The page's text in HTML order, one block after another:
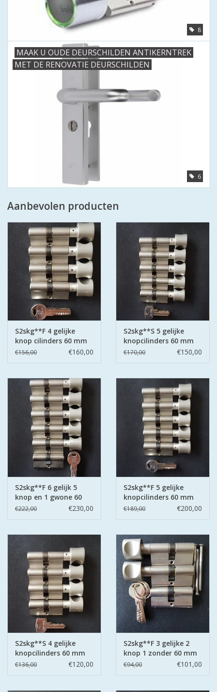
8
MAAK U OUDE DEURSCHILDEN ANTIKERNTREK
MET DE RENOVATIE DEURSCHILDEN
6
Aanbevolen producten
S2skg**F 4 gelijke
knop cilinders 60 mm
30-30
€156,00 €160,00
S2skg**S 5 gelijke
knopcilinders 60 mm
30-30
€170,00 €150,00
S2skg**F 6 gelijk 5
knop en 1 gwone 60
mm 30-30
€222,00 €230,00
S2skg**F 5 gelijke
knopcilinders 60 mm
30-30
€189,00 €200,00
S2skg**S 4 gelijke
knopcilinders 60 mm
30-30
€136,00 €120,00
S2skg**F 3 gelijke 2
knop 1 zonder 60 mm
30-30
€94,00 €101,00